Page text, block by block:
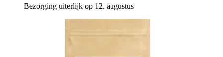
Bezorging uiterlijk op 12. augustus